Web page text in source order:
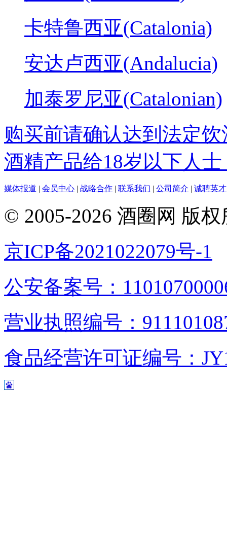
卡特鲁西亚(Catalonia)
安达卢西亚(Andalucia)
加泰罗尼亚(Catalonian)
购买前请确认达到法定
酒精产品给18岁以下人士
媒体报道 | 会员中心 | 战略合作 | 联系我们 | 公司简介 | 诚聘英才
© 2005-2026 酒圈网 版
京ICP备2021022079号-1
公安备案号：
营业执照编号：
食品经营许可证编号：